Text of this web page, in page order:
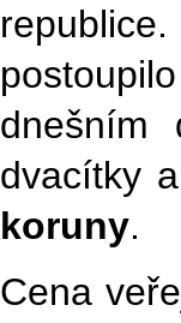
dnešním
dvacítky
koruny.
Cena